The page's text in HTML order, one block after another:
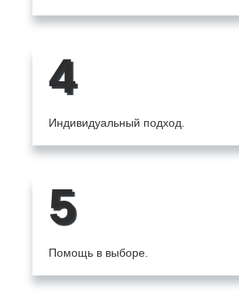
4
Индивидуальный подход.
5
Помощь в выборе.